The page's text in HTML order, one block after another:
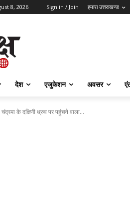
8, 2026 Sign in / Join हमारा उत्तराखण्ड
देश एजुकेशन अवसर
के दक्षिणी ध्रुव पर पहुंचने वाला...